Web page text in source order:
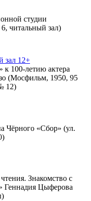
студии
читальный зал)
зал 12+
100-летию актера
(Мосфильм, 1950, 95
12)
Чёрного «Сбор» (ул.
Знакомство с
Геннадия Цыферова